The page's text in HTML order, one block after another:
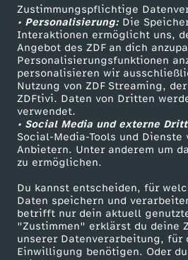
Zustimmungspflichtige
• Personalisierung:Die
Interaktionen ermöglicht uns,
Angebot des ZDF an dich
Personalisierungsfunktionen
personalisieren wir
Nutzung von ZDF Streaming,
ZDFtivi. Daten von Dritten
verwendet.
• Social Media und externe
Social-Media-Tools und Dienste
Anbietern. Unter anderem um
zu ermöglichen.
Du kannst entscheiden, für
Daten speichern und
betrifft nur dein aktuell
"Zustimmen" erklärst du deine
unserer Datenverarbeitung, für
Einwilligung benötigen. Oder
Livestreams
Sendungen A-Z
TV-Programm
Hilfe
ZDF Unternehmen
Karriere
ZDF goes Schule
Werbefernsehen
Mainzelmännchen